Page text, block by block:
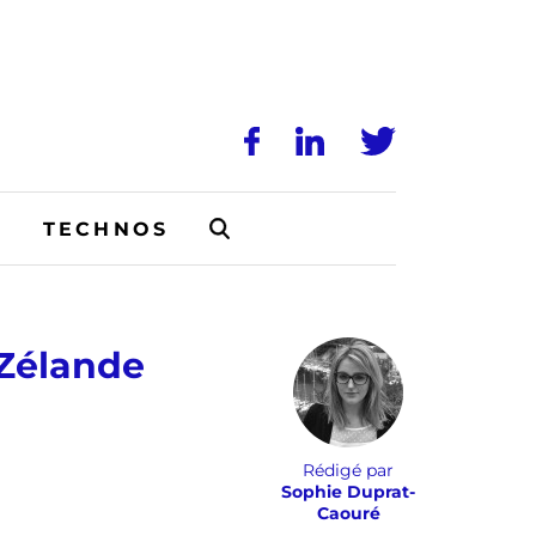
TECHNOS
Rédigé par
Sophie Duprat-
Caouré